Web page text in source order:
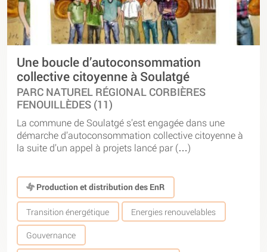
Une boucle d’autoconsommation
collective citoyenne à Soulatgé
PARC NATUREL RÉGIONAL CORBIÈRES
FENOUILLÈDES (11)
La commune de Soulatgé s’est engagée dans une
démarche d’autoconsommation collective citoyenne à
la suite d’un appel à projets lancé par (…)
Production et distribution des EnR
Transition énergétique Energies renouvelables
Gouvernance